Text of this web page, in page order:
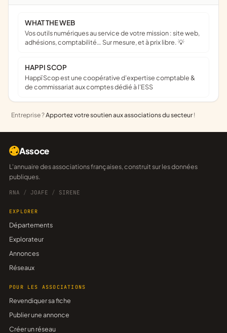
WHAT THE WEB
Vos outils numériques au service de votre mission : site web,
adhésions, comptabilité… Sur mesure, et à prix libre. 💡
HAPPI SCOP
Happï Scop est une coopérative d’expertise comptable &
de commissariat aux comptes dédié à l'ESS
Entreprise ?Apportez votre soutien aux associations du secteur !
Assoce
L'annuaire des associations françaises, construit sur les données
publiques.
RNA / JOAFE / SIRENE
EXPLORER
Départements
Explorateur
Annonces
Réseaux
POUR LES ASSOCIATIONS
Revendiquer sa fiche
Publier une annonce
Créer un réseau